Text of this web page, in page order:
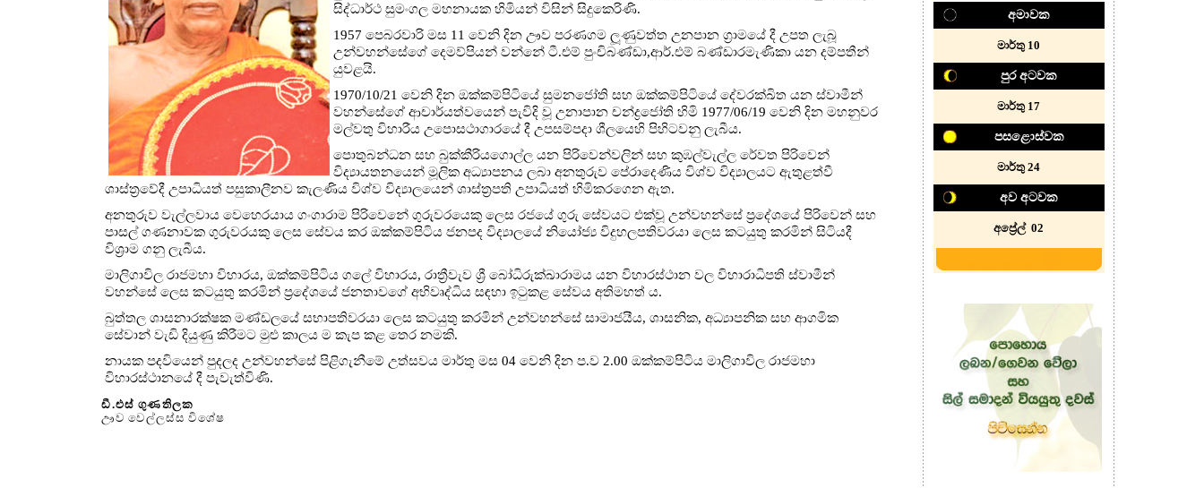
සිද්ධාර්ථ සුමංගල මහනායක හිමියන් විසින් සිදුකෙරිණි.
1957 පෙබරවාරි මස 11 වෙනි දින ඌව පරණගම ලූණුවත්ත උනපාන ග්‍රාමයේ දී උපත ලැබූ
උන්වහන්සේගේ දෙමව්පියන් වන්නේ ටී.එම් පුංචිබණ්ඩා,ආර්.එම් බණ්ඩාරමැණිකා යන දම්පතීන්
යුවළයි.
1970/10/21 වෙනි දින ඔක්කම්පිටියේ සුමනජෝති සහ ඔක්කම්පිටියේ දේවරක්ඛිත යන ස්වාමීන්
වහන්සේගේ ආචාර්යත්වයෙන් පැවිදි වූ උනාපාන චන්ද්‍රජෝති හිමි 1977/06/19 වෙනි දින මහනුවර
මල්වතු විහාරීය උපොසථාගාරයේ දී උපසම්පදා ශීලයෙහි පිහිටවනු ලැබීය.
පොතුබන්ධන සහ බුක්කීරියගොල්ල යන පිරිවෙන්වලින් සහ කුඹල්වැල්ල රේවත පිරිවෙන්
විද්‍යායතනයෙන් මූලික අධ්‍යාපනය ලබා අනතුරුව පේරාදෙණිය විශ්ව විද්‍යාලයට ඇතුළත්වී
ශාස්ත්‍රවේදී උපාධියත් පසුකාලීනව කැලණිය විශ්ව විද්‍යාලයෙන් ශාස්ත්‍රපති උපාධියත් හිමිකරගෙන ඇත.
අනතුරුව වැල්ලවාය වෙහෙරයාය ගංගාරාම පිරිවෙනේ ගුරුවරයෙකු ලෙස රජයේ ගුරු සේවයට එක්වූ උන්වහන්සේ ප්‍රදේශයේ පිරිවෙන් සහ
පාසල් ගණනාවක ගුරුවරයකු ලෙස සේවය කර ඔක්කම්පිටිය ජනපද විද්‍යාලයේ නියෝජ්‍ය විදුහලපතිවරයා ලෙස කටයුතු කරමින් සිටියදී
විශ්‍රාම ගනු ලැබීය.
මාලිගාවිල රාජමහා විහාරය, ඔක්කම්පිටිය ගලේ විහාරය, රාත්‍රීවැව ශ්‍රී බෝධිරුක්ඛාරාමය යන විහාරස්ථාන වල විහාරාධිපති ස්වාමීන්
වහන්සේ ලෙස කටයුතු කරමින් ප්‍රදේශයේ ජනතාවගේ අභිවෘද්ධිය සඳහා ඉටුකළ සේවය අතිමහත් ය.
බුත්තල ශාසනාරක්ෂක මණ්ඩලයේ සභාපතිවරයා ලෙස කටයුතු කරමින් උන්වහන්සේ සාමාජයීය, ශාසනික, අධ්‍යාපනික සහ ආගමික
සේවාන් වැඩි දියුණු කිරීමට මුළු කාලය ම කැප කළ තෙර නමකි.
නායක පදවියෙන් පුදලද උන්වහන්සේ පිළිගැනීමේ උත්සවය මාර්තු මස 04 වෙනි දින ප.ව 2.00 ඔක්කම්පිටිය මාලිගාවිල රාජමහා
විහාරස්ථානයේ දී පැවැත්විණි.
ඩී.එස් ගුණතිලක
ඌව වෙල්ලස්ස විශේෂ
අමාවක
මාර්තු 10
පුර අටවක
මාර්තු 17
පසළොස්වක
මාර්තු 24
අව අටවක
අප්‍රේල් 02